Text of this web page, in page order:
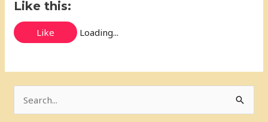
Like this:
Like Loading...